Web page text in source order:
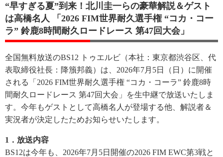
“早すぎる夏”到来！北川圭一らの豪華解説＆ゲスト
は高橋名人 「2026 FIM世界耐久選手権 “コカ・コー
ラ” 鈴鹿8時間耐久ロードレース 第47回大会」
全国無料放送のBS12 トゥエルビ（本社：東京都渋谷区、代
表取締役社長：降籏邦義）は、2026年7月5日（日）に開催
される「2026 FIM世界耐久選手権 “コカ・コーラ” 鈴鹿8時
間耐久ロードレース 第47回大会」を生中継で放送いたしま
す。今年もゲストとして高橋名人が登場する他、解説者＆
実況者が決定したためお知らせいたします。
1．放送内容
BS12は今年も、2026年7月5日開催の2026 FIM EWC第3戦と